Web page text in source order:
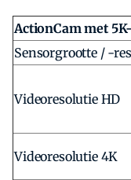
ActionCam met
Sensorgrootte / -
Videoresolutie HD
Videoresolutie 4K